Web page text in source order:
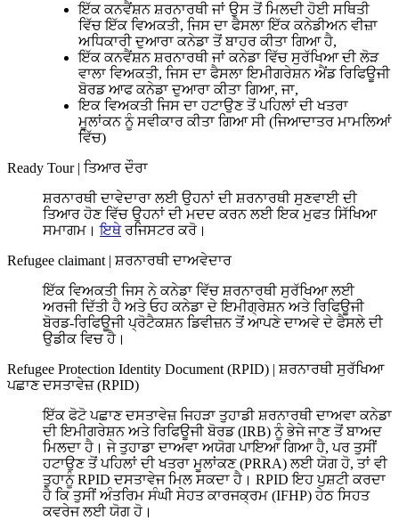
ਇੱਕ ਕਨਵੈਂਸ਼ਨ ਸ਼ਰਨਾਰਥੀ ਜਾਂ ਉਸ ਤੋਂ ਮਿਲਦੀ ਹੋਈ ਸਥਿਤੀ
ਵਿੱਚ ਇੱਕ ਵਿਅਕਤੀ, ਜਿਸ ਦਾ ਫੈਸਲਾ ਇੱਕ ਕਨੇਡੀਅਨ ਵੀਜ਼ਾ
ਅਧਿਕਾਰੀ ਦੁਆਰਾ ਕਨੇਡਾ ਤੋਂ ਬਾਹਰ ਕੀਤਾ ਗਿਆ ਹੈ,
ਇੱਕ ਕਨਵੈਂਸ਼ਨ ਸ਼ਰਨਾਰਥੀ ਜਾਂ ਕਨੇਡਾ ਵਿੱਚ ਸੁਰੱਖਿਆ ਦੀ ਲੋੜ
ਵਾਲਾ ਵਿਅਕਤੀ, ਜਿਸ ਦਾ ਫੈਸਲਾ ਇਮੀਗਰੇਸ਼ਨ ਐਂਡ ਰਿਫਿਊਜੀ
ਬੋਰਡ ਆਫ ਕਨੇਡਾ ਦੁਆਰਾ ਕੀਤਾ ਗਿਆ, ਜਾ,
ਇਕ ਵਿਅਕਤੀ ਜਿਸ ਦਾ ਹਟਾਉਣ ਤੋਂ ਪਹਿਲਾਂ ਦੀ ਖਤਰਾ
ਮੂਲਾਂਕਨ ਨੂੰ ਸਵੀਕਾਰ ਕੀਤਾ ਗਿਆ ਸੀ (ਜਿਆਦਾਤਰ ਮਾਮਲਿਆਂ
ਵਿੱਚ)
Ready Tour | ਤਿਆਰ ਦੌਰਾ
ਸ਼ਰਨਾਰਥੀ ਦਾਵੇਦਾਰਾ ਲਈ ਉਹਨਾਂ ਦੀ ਸ਼ਰਨਾਰਥੀ ਸੁਣਵਾਈ ਦੀ
ਤਿਆਰ ਹੋਣ ਵਿੱਚ ਉਹਨਾਂ ਦੀ ਮਦਦ ਕਰਨ ਲਈ ਇਕ ਮੁਫਤ ਸਿੱਖਿਆ
ਸਮਾਗਮ।ਇਥੇਰਜਿਸਟਰ ਕਰੋ।
Refugee claimant | ਸ਼ਰਨਾਰਥੀ ਦਾਅਵੇਦਾਰ
ਇੱਕ ਵਿਅਕਤੀ ਜਿਸ ਨੇ ਕਨੇਡਾ ਵਿੱਚ ਸ਼ਰਨਾਰਥੀ ਸੁਰੱਖਿਆ ਲਈ
ਅਰਜੀ ਦਿੱਤੀ ਹੈ ਅਤੇ ਓਹ ਕਨੇਡਾ ਦੇ ਇਮੀਗ੍ਰੇਸ਼ਨ ਅਤੇ ਰਿਫਿਊਜੀ
ਬੋਰਡ-ਰਿਫਿਊਜੀ ਪ੍ਰੋਟੈਕਸ਼ਨ ਡਿਵੀਜ਼ਨ ਤੋਂ ਆਪਣੇ ਦਾਅਵੇ ਦੇ ਫੈਸਲੇ ਦੀ
ਉਡੀਕ ਵਿਚ ਹੈ।
Refugee Protection Identity Document (RPID) | ਸ਼ਰਨਾਰਥੀ ਸੁਰੱਖਿਆ
ਪਛਾਣ ਦਸਤਾਵੇਜ਼ (RPID)
ਇੱਕ ਫੋਟੋ ਪਛਾਣ ਦਸਤਾਵੇਜ਼ ਜਿਹੜਾ ਤੁਹਾਡੀ ਸ਼ਰਨਾਰਥੀ ਦਾਅਵਾ ਕਨੇਡਾ
ਦੀ ਇਮੀਗਰੇਸ਼ਨ ਅਤੇ ਰਿਫਿਊਜੀ ਬੋਰਡ (IRB) ਨੂੰ ਭੇਜੇ ਜਾਣ ਤੋਂ ਬਾਅਦ
ਮਿਲਦਾ ਹੈ। ਜੇ ਤੁਹਾਡਾ ਦਾਅਵਾ ਅਯੋਗ ਪਾਇਆ ਗਿਆ ਹੈ, ਪਰ ਤੁਸੀਂ
ਹਟਾਉਣ ਤੋਂ ਪਹਿਲਾਂ ਦੀ ਖਤਰਾ ਮੂਲਾਂਕਣ (PRRA) ਲਈ ਯੋਗ ਹੋ, ਤਾਂ ਵੀ
ਤੁਹਾਨੂੰ RPID ਦਸਤਾਵੇਜ ਮਿਲ ਸਕਦਾ ਹੈ। RPID ਇਹ ਪੁਸ਼ਟੀ ਕਰਦਾ
ਹੈ ਕਿ ਤੁਸੀਂ ਅੰਤਰਿਮ ਸੰਘੀ ਸੇਹਤ ਕਾਰਜਕ੍ਰਮ (IFHP) ਹੇਠ ਸਿਹਤ
ਕਵਰੇਜ ਲਈ ਯੋਗ ਹੋ।